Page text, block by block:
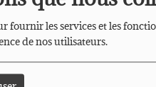
fournir les services et les
de nos utilisateurs.